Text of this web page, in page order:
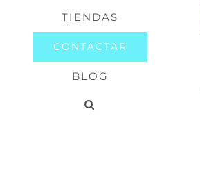
TIENDAS
CONTACTAR
BLOG